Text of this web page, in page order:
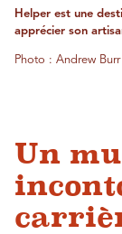
Helper est une
apprécier son
Photo : Andrew Burr
Un